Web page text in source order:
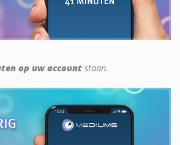
op uw account staan.